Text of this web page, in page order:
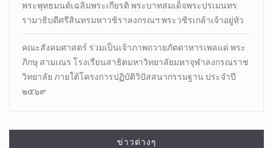
พระพุทธมนต์เฉลิมพระเกียรติ พระบาทสมเด็จพระปรเมนทร
รามาธิบดีศรีสินทรมหาวชิราลงกรณฯ พระวชิรเกล้าเจ้าอยู่หัว
คณะสังคมศาสตร์ ร่วมเป็นเจ้าภาพถวายภัตตาหารเพลแด่ พระ
ภิกษุ สามเณร โรงเรียนสาธิตมหาวิทยาลัยมหาจุฬาลงกรณราช
วิทยาลัย ภายใต้โครงการปฏิบัติวิปัสสนากรรมฐาน ประจำปี
๒๕๖๙
ข่าวต่างๆ